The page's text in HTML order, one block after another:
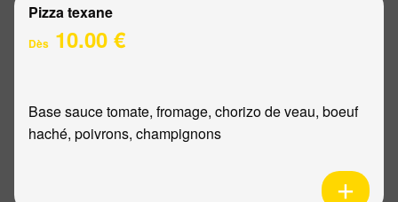
Pizza texane
Dès 10.00 €
Base sauce tomate, fromage, chorizo de veau, boeuf
haché, poivrons, champignons